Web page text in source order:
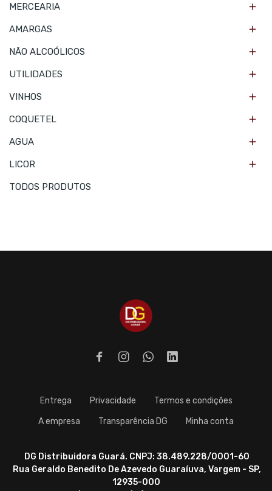
MERCEARIA 
AMARGAS 
NÃO ALCOÓLICOS 
UTILIDADES 
VINHOS 
COQUETEL 
AGUA 
LICOR 
TODOS PRODUTOS
Entrega Privacidade
Termos e condições
A empresa
Transparência DG Minha conta
DG Distribuidora Guará. CNPJ: 38.489.228/0001-60
Rua Geraldo Benedito De Azevedo Guaraíuva, Vargem - SP,
12935-000